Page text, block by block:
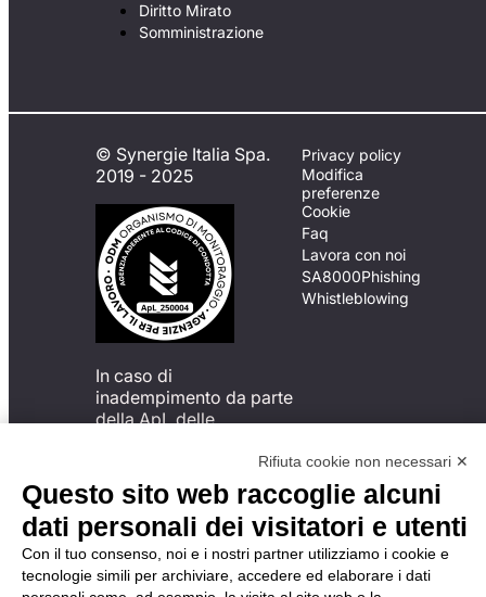
Diritto Mirato
Somministrazione
© Synergie Italia Spa.
2019 - 2025
In caso di
inadempimento da parte
della ApL delle
del Codice di Condotta, è
possibile presentare un
reclamo
all’Organismo di
Monitoraggio utilizzando
una delle modalità
descritte al seguente
Privacy policy
Modifica
preferenze
Cookie
Faq
Lavora con noi
SA8000Phishing
Whistleblowing
Rifiuta cookie non necessari ✕
Questo sito web raccoglie alcuni
dati personali dei visitatori e utenti
Con il tuo consenso, noi e i nostri partner utilizziamo i cookie e
tecnologie simili per archiviare, accedere ed elaborare i dati